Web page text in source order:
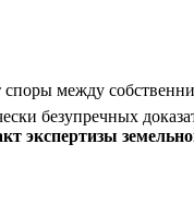
между
безупречных
экспертизы